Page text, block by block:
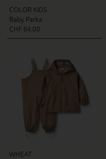
COLOR KIDS
Baby Parka
CHF 84.00
WHEAT